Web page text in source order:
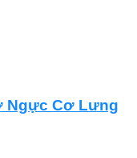
Ngực Cơ Lưng